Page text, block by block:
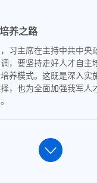
养之路
习主席在主持中共中央
，要坚持走好人才自主
养模式。这既是深入实
，也为全面加强我军人